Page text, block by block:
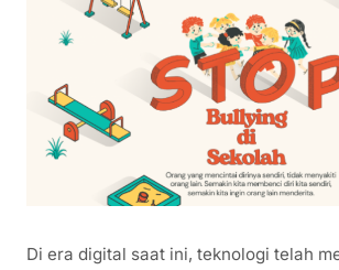
Di era digital saat ini, teknologi telah